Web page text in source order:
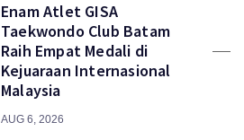
Enam Atlet GISA
Taekwondo Club Batam
Raih Empat Medali di
Kejuaraan Internasional
Malaysia
AUG 6, 2026